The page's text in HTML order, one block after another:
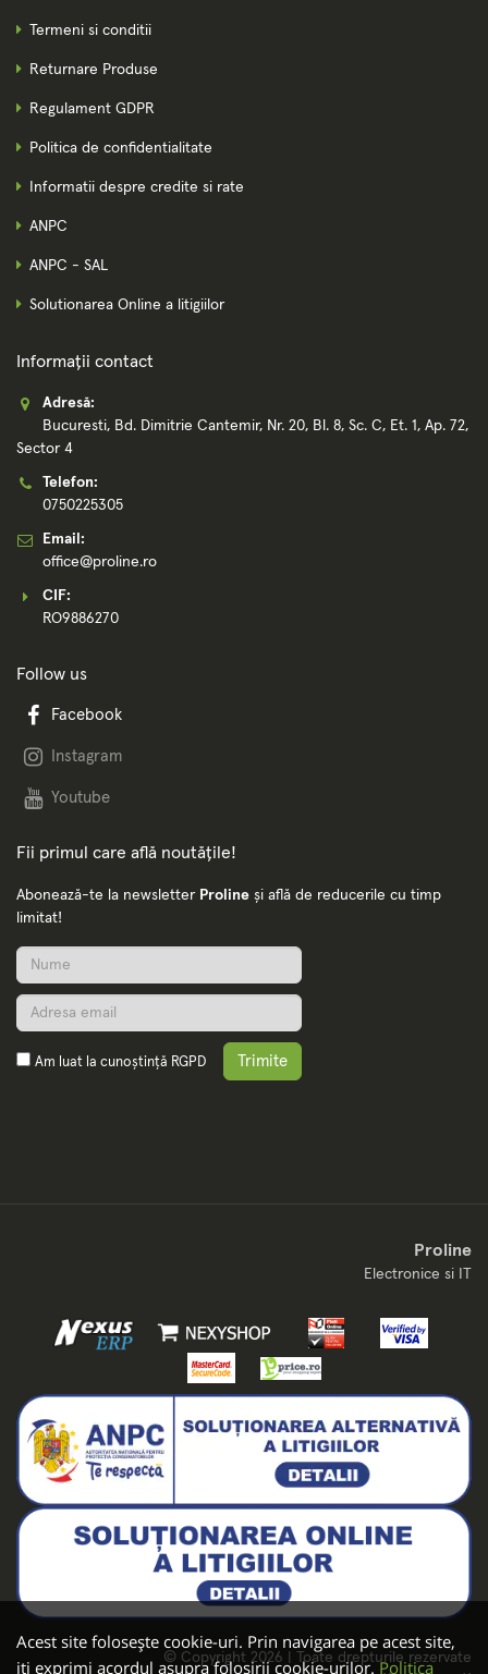
Acest site folosește cookie-uri. Prin navigarea pe acest site,
iți exprimi acordul asupra folosirii cookie-urilor.Politica
Termeni si conditii
Returnare Produse
Regulament GDPR
Politica de confidentialitate
Informatii despre credite si rate
ANPC
ANPC - SAL
Solutionarea Online a litigiilor
Informații contact
Adresă:
Bucuresti, Bd. Dimitrie Cantemir, Nr. 20, Bl. 8, Sc. C, Et. 1, Ap. 72,
Sector 4
Telefon:
0750225305
Email:
office@proline.ro
CIF:
RO9886270
Follow us
Facebook
Instagram
Youtube
Fii primul care află noutățile!
Abonează-te la newsletter Proline și află de reducerile cu timp
limitat!
Am luat la cunoștință RGPD Trimite
Proline
Electronice si IT
© Copyright 2026 | Toate drepturile rezervate